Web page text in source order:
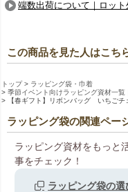
端数出荷について｜ロッ
この商品を見た人はこち
トップ
ラッピング袋・巾着
季節イベント向けラッピング資材一
【春ギフト】リボンバッグ いちごチ
ラッピング袋の関連ペー
ラッピング資材をもっと
事をチェック！
ラッピング袋の選